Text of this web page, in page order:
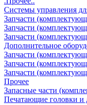
Системы управления
Запчасти
Запчасти
Запчасти
Дополнительное
Запчасти
Запчасти
Запчасти
Прочее
Запасные части
Печатающие головки и